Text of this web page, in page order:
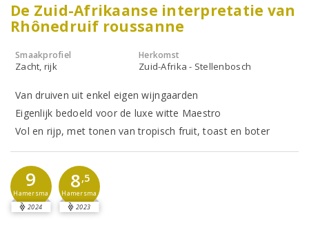
De Zuid-Afrikaanse interpretatie van
Rhônedruif roussanne
Smaakprofiel
Zacht, rijk
Herkomst
Zuid-Afrika - Stellenbosch
Van druiven uit enkel eigen wijngaarden
Eigenlijk bedoeld voor de luxe witte Maestro
Vol en rijp, met tonen van tropisch fruit, toast en boter
9
Hamersma
2024
8,5
Hamersma
2023